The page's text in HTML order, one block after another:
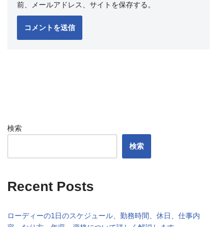
前、メールアドレス、サイトを保存する。
検索
検索
Recent Posts
ローディーの1日のスケジュール、勤務時間、休日、仕事内